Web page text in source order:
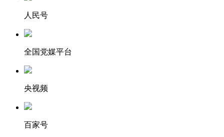
人民号
全国党媒平台
央视频
百家号